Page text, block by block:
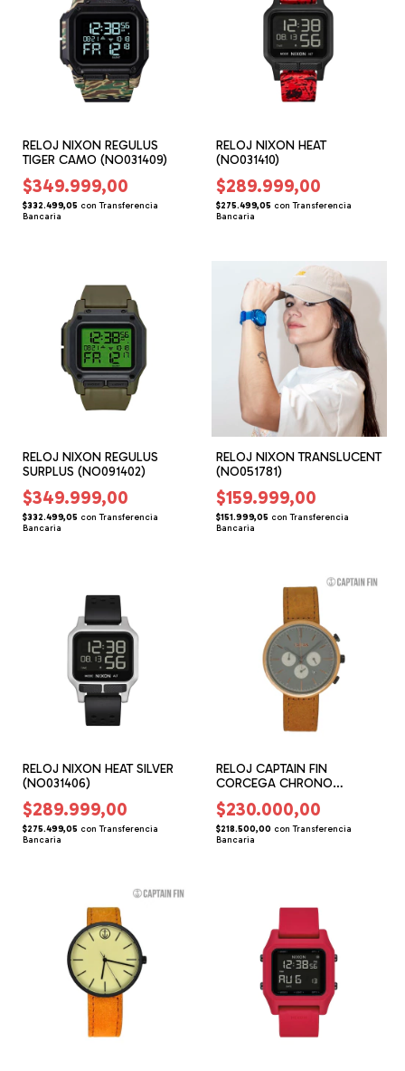
RELOJ NIXON REGULUS
TIGER CAMO (NO031409)
$349.999,00
$332.499,05 con Transferencia
Bancaria
RELOJ NIXON HEAT
(NO031410)
$289.999,00
$275.499,05 con Transferencia
Bancaria
RELOJ NIXON REGULUS
SURPLUS (NO091402)
$349.999,00
$332.499,05 con Transferencia
Bancaria
RELOJ NIXON TRANSLUCENT
(NO051781)
$159.999,00
$151.999,05 con Transferencia
Bancaria
RELOJ NIXON HEAT SILVER
(NO031406)
$289.999,00
$275.499,05 con Transferencia
Bancaria
RELOJ CAPTAIN FIN
CORCEGA CHRONO
BRWN/GR (CW000202)
$230.000,00
$218.500,00 con Transferencia
Bancaria